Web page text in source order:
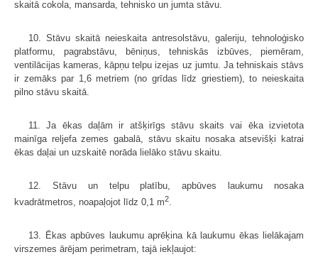
skaitā cokola, mansarda, tehnisko un jumta stāvu.
10. Stāvu skaitā neieskaita antresolstāvu, galeriju, tehnoloģisko
platformu, pagrabstāvu, bēniņus, tehniskās izbūves, piemēram,
ventilācijas kameras, kāpņu telpu izejas uz jumtu. Ja tehniskais stāvs
ir zemāks par 1,6 metriem (no grīdas līdz griestiem), to neieskaita
pilno stāvu skaitā.
11. Ja ēkas daļām ir atšķirīgs stāvu skaits vai ēka izvietota
mainīga reljefa zemes gabalā, stāvu skaitu nosaka atsevišķi katrai
ēkas daļai un uzskaitē norāda lielāko stāvu skaitu.
12. Stāvu un telpu platību, apbūves laukumu nosaka
kvadrātmetros, noapaļojot līdz 0,1 m2.
13. Ēkas apbūves laukumu aprēķina kā laukumu ēkas lielākajam
virszemes ārējam perimetram, tajā iekļaujot: